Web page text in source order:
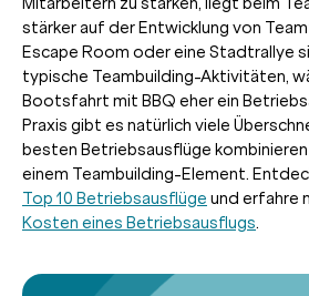
stärker auf der Entwicklung von
Escape Room oder eine Stadtrallye
typische Teambuilding-Aktivitäten,
Bootsfahrt mit BBQ eher ein
Praxis gibt es natürlich viele
besten Betriebsausflüge
einem Teambuilding-Element.
Top 10 Betriebsausflüge und erfahre
Kosten eines Betriebsausflugs.